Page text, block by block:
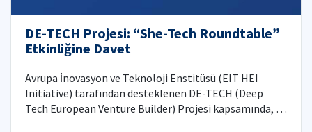
DE-TECH Projesi: “She-Tech Roundtable”
Etkinliğine Davet
Avrupa İnovasyon ve Teknoloji Enstitüsü (EIT HEI
Initiative) tarafından desteklenen DE-TECH (Deep
Tech European Venture Builder) Projesi kapsamında, 03